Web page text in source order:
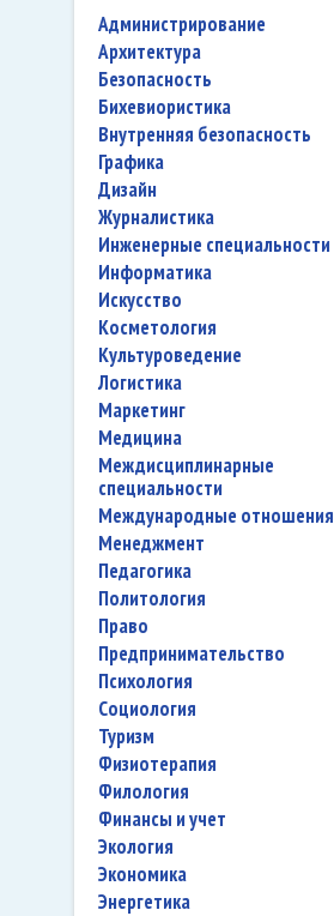
администрирование
архитектура
безопасность
бихевиористика
внутренняя безопасность
графика
дизайн
журналистика
инженерные специальности
информатика
искусство
косметология
культуроведение
логистика
маркетинг
медицина
междисциплинарные
специальности
международные отношения
менеджмент
педагогика
политология
право
предпринимательство
психология
социология
туризм
физиотерапия
филология
финансы и учет
экология
экономика
энергетика